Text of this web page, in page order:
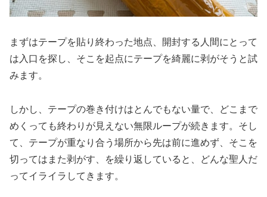
まずはテープを貼り終わった地点、開封する人間にとって
は入口を探し、そこを起点にテープを綺麗に剥がそうと試
みます。
しかし、テープの巻き付けはとんでもない量で、どこまで
めくっても終わりが見えない無限ループが続きます。そし
て、テープが重なり合う場所から先は前に進めず、そこを
切ってはまた剥がす、を繰り返していると、どんな聖人だ
ってイライラしてきます。